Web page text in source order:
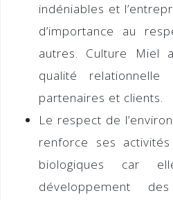
indéniables et
d’importance au
autres. Culture Miel
qualité
partenaires et clients.
Le respect de
renforce ses
biologiques car
développement